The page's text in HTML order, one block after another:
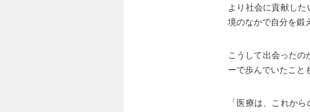
より社会に貢献し
境のなかで自分を鍛
こうして出会ったの
ーで歩んでいたこと
「医療は、これか